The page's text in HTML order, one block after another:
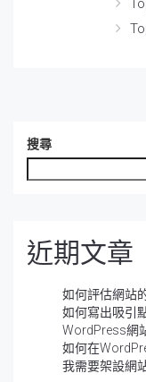
搜尋
近期文章
如何評估網站
如何寫出吸引
WordPress網
如何在
我需要架設網